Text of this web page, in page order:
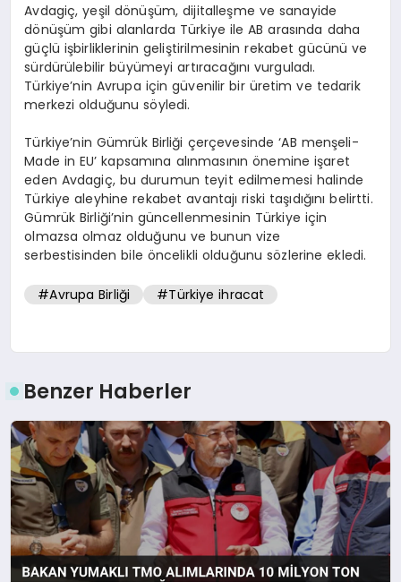
Avdagiç, yeşil dönüşüm, dijitalleşme ve sanayide
dönüşüm gibi alanlarda Türkiye ile AB arasında daha
güçlü işbirliklerinin geliştirilmesinin rekabet gücünü ve
sürdürülebilir büyümeyi artıracağını vurguladı.
Türkiye’nin Avrupa için güvenilir bir üretim ve tedarik
merkezi olduğunu söyledi.
Türkiye’nin Gümrük Birliği çerçevesinde ‘AB menşeli-
Made in EU’ kapsamına alınmasının önemine işaret
eden Avdagiç, bu durumun teyit edilmemesi halinde
Türkiye aleyhine rekabet avantajı riski taşıdığını belirtti.
Gümrük Birliği’nin güncellenmesinin Türkiye için
olmazsa olmaz olduğunu ve bunun vize
serbestisinden bile öncelikli olduğunu sözlerine ekledi.
#Avrupa Birliği #Türkiye ihracat
Benzer Haberler